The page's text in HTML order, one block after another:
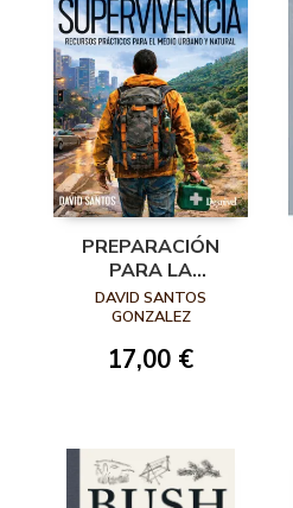
PREPARACIÓN
PARA LA
SUPERVIVENCIA
DAVID SANTOS
GONZALEZ
17,00 €